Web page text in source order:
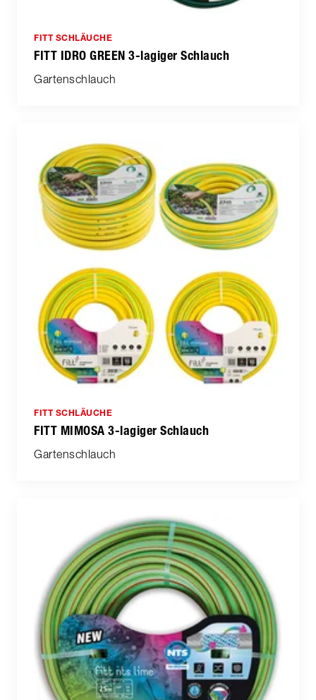
FITT SCHLÄUCHE
FITT IDRO GREEN 3-lagiger Schlauch
Gartenschlauch
FITT SCHLÄUCHE
FITT MIMOSA 3-lagiger Schlauch
Gartenschlauch